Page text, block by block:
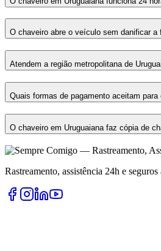
O chaveiro abre o veículo sem danificar a
Atendem a região metropolitana de
Quais formas de pagamento aceitam para
O chaveiro em Uruguaiana faz cópia de
Rastreamento, assistência 24h e